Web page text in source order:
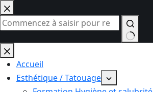
Passer
au
contenu
Aucun
résultatAccueil
Esthétique / Tatouage